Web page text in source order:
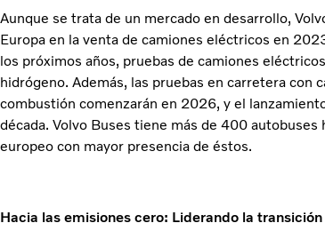
Aunque se trata de un mercado en desarrollo,
Europa en la venta de camiones eléctricos en
los próximos años, pruebas de camiones
hidrógeno. Además, las pruebas en carretera
combustión comenzarán en 2026, y el
década. Volvo Buses tiene más de 400
europeo con mayor presencia de éstos.
Hacia las emisiones cero: Liderando la